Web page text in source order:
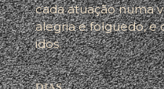
cada atuação numa
alegria e folguedo, e
idos.